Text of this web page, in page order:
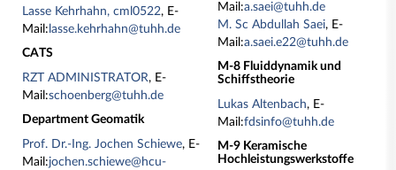
Lasse Kehrhahn, cml0522, E-
Mail: lasse.kehrhahn@tuhh.de
CATS
RZT ADMINISTRATOR, E-
Mail:schoenberg@tuhh.de
Department Geomatik
Prof. Dr.-Ing. Jochen Schiewe, E-
Mail:jochen.schiewe@hcu-
Mail:a.saei@tuhh.de
M. Sc Abdullah Saei, E-
Mail:a.saei.e22@tuhh.de
M-8 Fluiddynamik und
Schiffstheorie
Lukas Altenbach, E-
Mail:fdsinfo@tuhh.de
M-9 Keramische
Hochleistungswerkstoffe